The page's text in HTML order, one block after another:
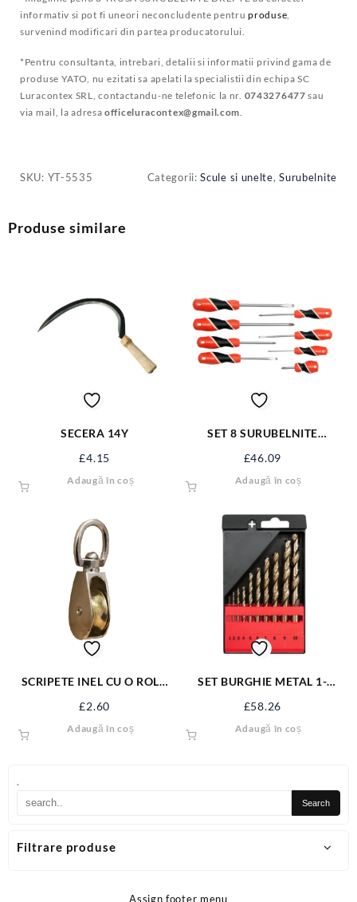
.
Filtrare produse
informativ si pot fi uneori neconcludente pentruproduse,
survenind modificari din partea producatorului.
*Pentru consultanta, intrebari, detalii si informatii privind gama de
produse YATO, nu ezitati sa apelati la specialistii din echipa SC
Luracontex SRL, contactandu-ne telefonic la nr. 0743276477 sau
via mail, la adresa officeluracontex@gmail.com.
SKU: YT-5535 Categorii:Scule si unelte,Surubelnite
Produse similare
SECERA 14Y
£4.15
Adaugă în coș
SET 8 SURUBELNITE
£46.09
Adaugă în coș
SCRIPETE INEL CU O ROLA
£2.60
Adaugă în coș
SET BURGHIE METAL 1-
41603
£58.26
Adaugă în coș
Assign footer menu